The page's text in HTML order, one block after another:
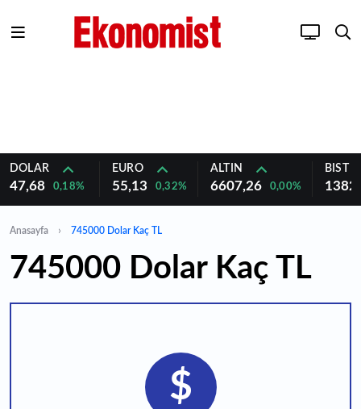
DOLAR
47,68 0,18%
EURO
55,13 0,32%
ALTIN
6607,26 0,00%
BIST
Anasayfa 745000 Dolar Kaç TL
745000 Dolar Kaç TL
$